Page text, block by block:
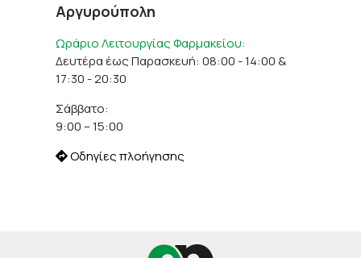
Αργυρούπολη
Ωράριο Λειτουργίας Φαρμακείου:
Δευτέρα έως Παρασκευή: 08:00 - 14:00 &
17:30 - 20:30
Σάββατο:
9:00 – 15:00
Οδηγίες πλοήγησης